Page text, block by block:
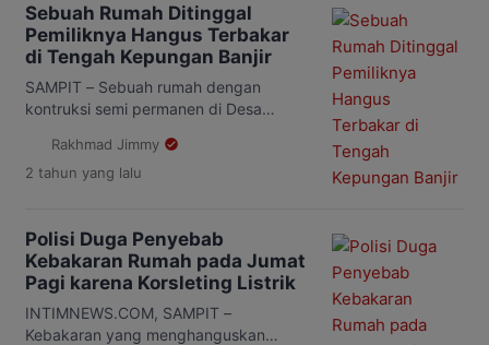
warga panik saat kobaran api dengan
cepat melalap bangunan rumah di
kawasan padat penduduk tersebut. Api
diduga pertama kali muncul dari rumah
milik […]
Sebuah Rumah Ditinggal
Pemiliknya Hangus Terbakar
di Tengah Kepungan Banjir
SAMPIT – Sebuah rumah dengan
kontruksi semi permanen di Desa
004, Kecamatan Mentaya Hilir Selatan,
Kabupaten Kotawaringin Timur hangus
terjadi di tengah rumah korban
digenangi banjir akibat curah hujan
yang cukup tinggi mengguyur wilayah
Kotim pada Senin malam, […]
Rakhmad Jimmy
2 tahun yang lalu
Polisi Duga Penyebab
Kebakaran Rumah pada Jumat
Pagi karena Korsleting Listrik
INTIMNEWS.COM, SAMPIT –
Kebakaran yang menghanguskan